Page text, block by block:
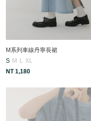
M系列車線丹寧長裙
S M L
XL
NT 1,180